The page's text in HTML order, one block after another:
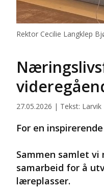
Rektor Cecilie Langklep
27.05.2026 | Tekst:
For en
Sammen samlet
samarbeid for å
læreplasser.